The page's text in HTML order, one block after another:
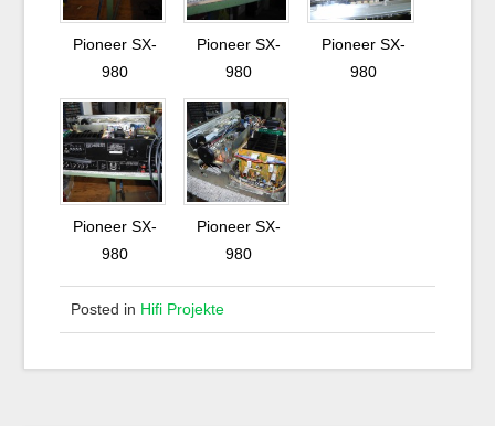
Pioneer SX-
980
Pioneer SX-
980
Pioneer SX-
980
Pioneer SX-
980
Pioneer SX-
980
Posted in Hifi Projekte